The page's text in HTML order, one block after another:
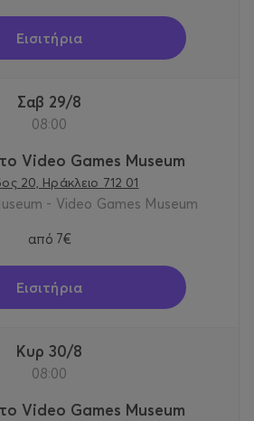
Εισιτήρια
Σαβ 29/8
08:00
Video Games Museum
20, Ηράκλειο 712 01
- Video Games Museum
από 7€
Εισιτήρια
Κυρ 30/8
08:00
Video Games Museum